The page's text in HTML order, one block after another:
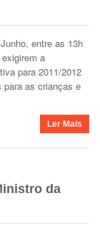
entre as 13h
a
para 2011/2012
para as crianças e
Ler Mais
da